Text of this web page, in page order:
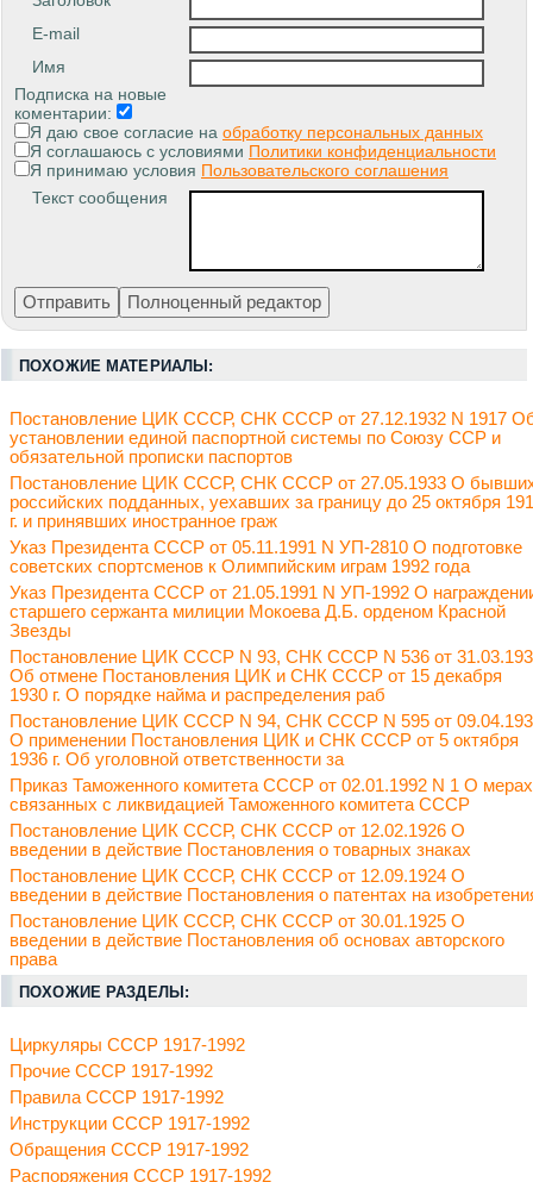
E-mail
Имя
Подписка на новые
коментарии:
Я даю свое согласие на обработку персональных данных
Я соглашаюсь с условиями Политики конфиденциальности
Я принимаю условия Пользовательского соглашения
Текст сообщения
ПОХОЖИЕ МАТЕРИАЛЫ:
Постановление ЦИК СССР, СНК СССР от 27.12.1932 N 1917
установлении единой паспортной системы по Союзу ССР и
обязательной прописки паспортов
Постановление ЦИК СССР, СНК СССР от 27.05.1933 О
российских подданных, уехавших за границу до 25 октября
г. и принявших иностранное граж
Указ Президента СССР от 05.11.1991 N УП-2810 О подготовке
советских спортсменов к Олимпийским играм 1992 года
Указ Президента СССР от 21.05.1991 N УП-1992 О
старшего сержанта милиции Мокоева Д.Б. орденом Красной
Звезды
Постановление ЦИК СССР N 93, СНК СССР N 536 от
Об отмене Постановления ЦИК и СНК СССР от 15 декабря
1930 г. О порядке найма и распределения раб
Постановление ЦИК СССР N 94, СНК СССР N 595 от
О применении Постановления ЦИК и СНК СССР от 5 октября
1936 г. Об уголовной ответственности за
Приказ Таможенного комитета СССР от 02.01.1992 N 1 О
связанных с ликвидацией Таможенного комитета СССР
Постановление ЦИК СССР, СНК СССР от 12.02.1926 О
введении в действие Постановления о товарных знаках
Постановление ЦИК СССР, СНК СССР от 12.09.1924 О
введении в действие Постановления о патентах на
Постановление ЦИК СССР, СНК СССР от 30.01.1925 О
введении в действие Постановления об основах авторского
права
ПОХОЖИЕ РАЗДЕЛЫ:
Циркуляры СССР 1917-1992
Прочие СССР 1917-1992
Правила СССР 1917-1992
Инструкции СССР 1917-1992
Обращения СССР 1917-1992
Распоряжения СССР 1917-1992